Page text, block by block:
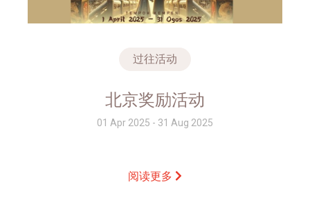
过往活动
北京奖励活动
01 Apr 2025 - 31 Aug 2025
阅读更多